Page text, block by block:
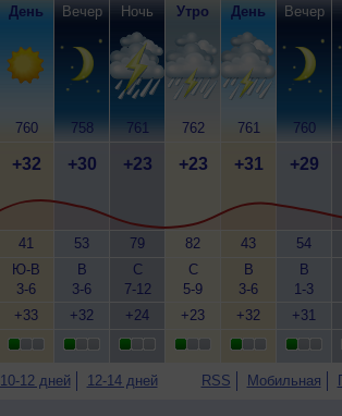
День
760
+32
41
Ю-В
3-6
+33
Вечер
758
+30
53
В
3-6
+32
Ночь
761
+23
79
С
7-12
+24
Утро
762
+23
82
С
5-9
+23
День
761
+31
43
В
3-6
+32
Вечер
760
+29
54
В
1-3
+31
10-12 дней 12-14 дней RSS Мобильная